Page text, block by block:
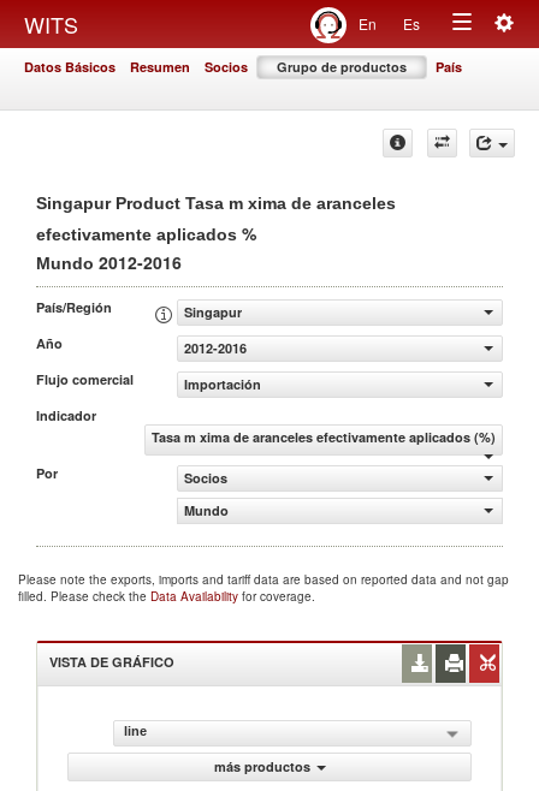
WITS En Es
Toggle
Datos Básicos Resumen Socios Grupo de productos País
Singapur Product Tasa m xima de aranceles
efectivamente aplicados %
Mundo 2012-2016
País/Región
Singapur
Año
2012-2016
Flujo comercial
Importación
Indicador
Tasa m xima de aranceles efectivamente aplicados (%)
Por
Socios
Mundo
Please note the exports, imports and tariff data are based on reported data and not gap
filled. Please check the Data Availability for coverage.
VISTA DE GRÁFICO
line
más productos